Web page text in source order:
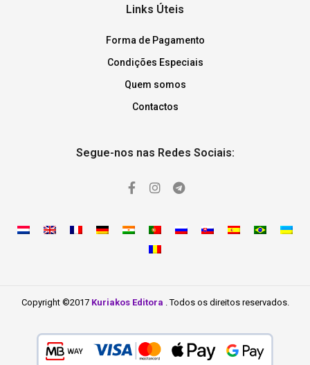
Links Úteis
Forma de Pagamento
Condições Especiais
Quem somos
Contactos
Segue-nos nas Redes Sociais:
Copyright ©2017 Kuriakos Editora . Todos os direitos reservados.